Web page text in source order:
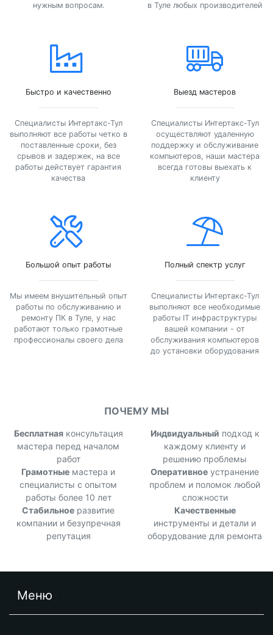
нужным вопросам.
в Туле любых производителей
Быстро и качественно
Специалисты Интертакс-Тул
выполняют все работы четко в
поставленные сроки, без
срывов и задержек, на все
работы действует гарантия
качества
Выезд мастеров
Специалисты Интертакс-Тул
осуществляют удаленную
поддержку и обслуживание
компьютеров, наши мастера
всегда готовы выехать к
клиенту
Большой опыт работы
Мы имеем внушительный опыт
работы по обслуживанию и
ремонту ПК в Туле, у нас
работают только грамотные
профессионалы своего дела
Полный спектр услуг
Специалисты Интертакс-Тул
выполняют все необходимые
работы IT инфраструктуры
вашей компании - от
обслуживания компьютеров
до установки оборудования
ПОЧЕМУ МЫ
Бесплатнаяконсультация
мастера перед началом
работ
Индвидуальный подход к
каждому клиенту и
решению проблемы
Грамотные мастера и
специалисты с опытом
работы более 10 лет
Оперативное устранение
проблем и поломок любой
сложности
Стабильное развитие
компании и безупречная
репутация
Качественные
инструменты и детали и
оборудование для ремонта
Меню